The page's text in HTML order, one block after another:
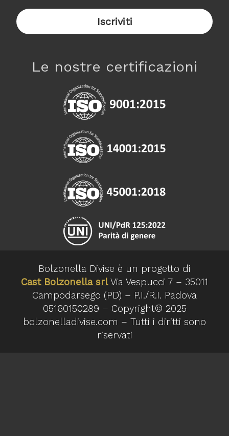
Le nostre certificazioni
Bolzonella Divise è un progetto di
Cast Bolzonella srlVia Vespucci 7 – 35011
Campodarsego (PD) – P.I./R.I. Padova
05160150289 – Copyright© 2025
bolzonelladivise.com – Tutti i diritti sono
riservati